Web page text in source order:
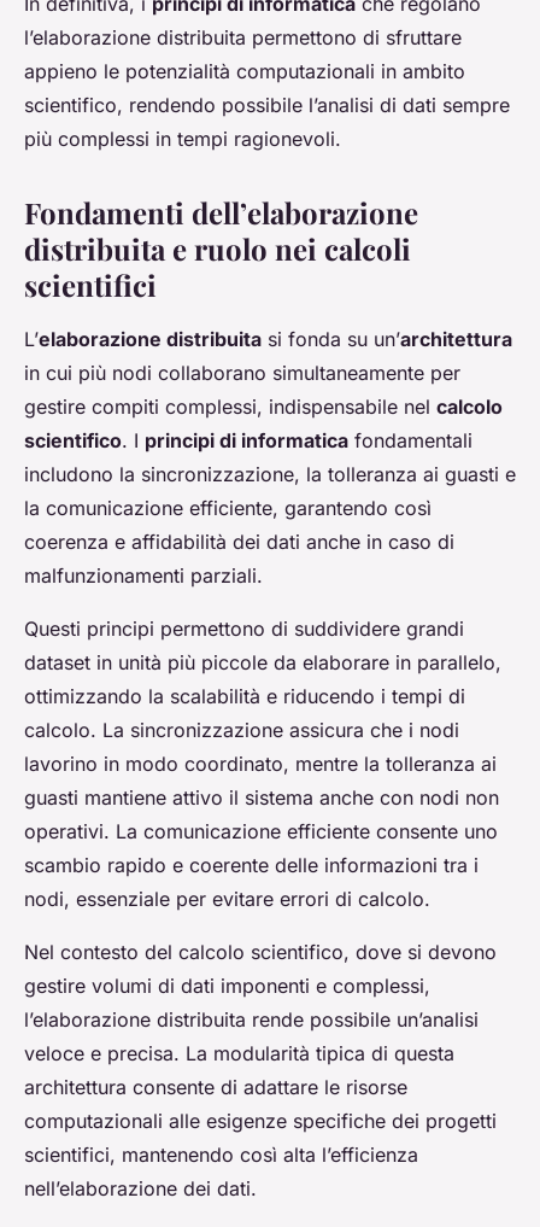
l’elaborazione distribuita permettono di sfruttare
appieno le potenzialità computazionali in ambito
scientifico, rendendo possibile l’analisi di dati sempre
più complessi in tempi ragionevoli.
Fondamenti dell’elaborazione
distribuita e ruolo nei calcoli
scientifici
L’elaborazione distribuita si fonda su un’architettura
in cui più nodi collaborano simultaneamente per
gestire compiti complessi, indispensabile nel calcolo
scientifico. I principi di informatica fondamentali
includono la sincronizzazione, la tolleranza ai guasti e
la comunicazione efficiente, garantendo così
coerenza e affidabilità dei dati anche in caso di
malfunzionamenti parziali.
Questi principi permettono di suddividere grandi
dataset in unità più piccole da elaborare in parallelo,
ottimizzando la scalabilità e riducendo i tempi di
calcolo. La sincronizzazione assicura che i nodi
lavorino in modo coordinato, mentre la tolleranza ai
guasti mantiene attivo il sistema anche con nodi non
operativi. La comunicazione efficiente consente uno
scambio rapido e coerente delle informazioni tra i
nodi, essenziale per evitare errori di calcolo.
Nel contesto del calcolo scientifico, dove si devono
gestire volumi di dati imponenti e complessi,
l’elaborazione distribuita rende possibile un’analisi
veloce e precisa. La modularità tipica di questa
architettura consente di adattare le risorse
computazionali alle esigenze specifiche dei progetti
scientifici, mantenendo così alta l’efficienza
nell’elaborazione dei dati.